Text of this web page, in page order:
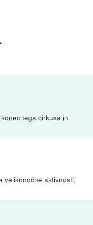
tega cirkusa in
velikonočne aktivnosti,